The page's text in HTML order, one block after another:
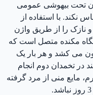
تحت بیهوشی عمومی
نکند. با استفاده از
نازک را از طریق واژن
مکنده متصل است که
می کشد و هر بار یک
در تخمدان دوم انجام
مایع منی از مرد گرفته